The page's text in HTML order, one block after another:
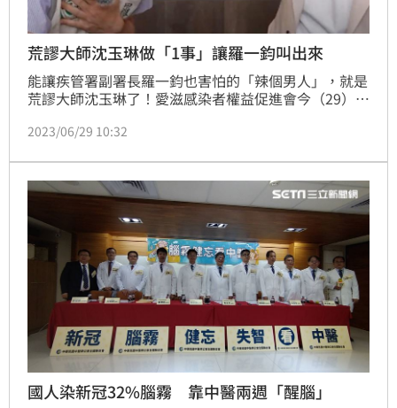
荒謬大師沈玉琳做「1事」讓羅一鈞叫出來
能讓疾管署副署長羅一鈞也害怕的「辣個男人」，就是
荒謬大師沈玉琳了！愛滋感染者權益促進會今（29）日
副署長羅一鈞與愛滋相關民團出席。羅一鈞表示，希望
有趣的是，羅一鈞受沈玉琳之邀玩恐怖箱，雖裡頭只是
濕濕黏黏的「章魚」，但羅卻被在一旁的沈大叫而嚇了
一跳。（記者：簡浩正）
2023/06/29 10:32
國人染新冠32%腦霧 靠中醫兩週「醒腦」